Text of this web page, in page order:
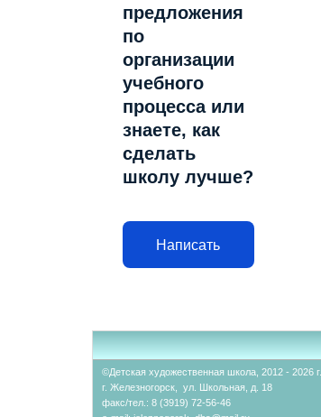
предложения
по
организации
учебного
процесса или
знаете, как
сделать
школу лучше?
Написать
©Детская художественная школа, 2012 - 2026 г.
г. Железногорск, ул. Школьная, д. 18
факс/тел.: 8 (3919) 72-56-46